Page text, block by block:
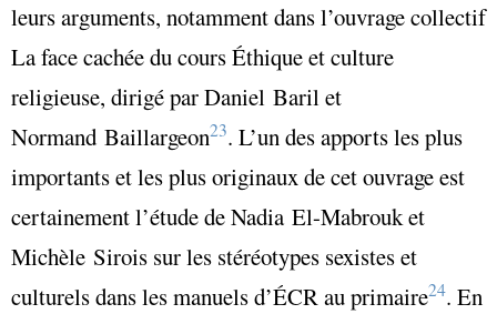
leurs arguments, notamment dans l’ouvrage collectif
La face cachée du cours Éthique et culture
religieuse, dirigé par Daniel Baril et
Normand Baillargeon23. L’un des apports les plus
importants et les plus originaux de cet ouvrage est
certainement l’étude de Nadia El-Mabrouk et
Michèle Sirois sur les stéréotypes sexistes et
culturels dans les manuels d’ÉCR au primaire24. En